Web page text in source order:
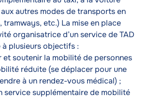
autres modes de transports en
tramways, etc.) La mise en place
organisatrice d’un service de TAD
plusieurs objectifs :
soutenir la mobilité de personnes
réduite (se déplacer pour une
à un rendez-vous médical) ;
supplémentaire de mobilité